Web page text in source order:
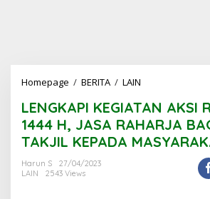
Homepage / BERITA / LAIN
AKSI
RAMADHAN
1444
H,
LENGKAPI KEGIATAN AKSI
1444 H, JASA RAHARJA
TAKJIL KEPADA
Harun S
27/04/2023
LAIN
2543 Views